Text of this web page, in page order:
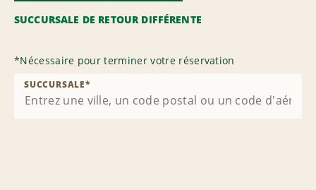
SUCCURSALE DE RETOUR DIFFÉRENTE
*Nécessaire pour terminer votre réservation
SUCCURSALE*